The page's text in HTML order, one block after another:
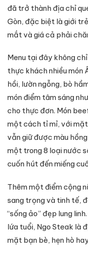
đã trở thành địa chỉ
Gòn, đặc biệt là giới
mắt và giá cả phải
Menu tại đây không
thực khách nhiều món
hồi, lườn ngỗng, bò
món điểm tâm sáng
cho thực đơn. Món
một cách tỉ mỉ, với
vẫn giữ được màu
một trong 8 loại nước
cuốn hút đến miếng
Thêm một điểm cộng
sang trọng và tinh tế,
“sống ảo” đẹp lung
lứa tuổi, Ngo Steak là
mặt bạn bè, hẹn hò